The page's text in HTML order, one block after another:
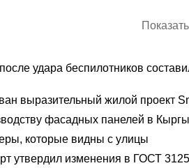
удара беспилотников
выразительный жилой проект
фасадных панелей в
которые видны с улицы
утвердил изменения в ГОСТ